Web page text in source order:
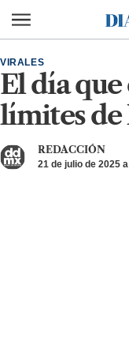
Diario de
El día
límites de
VIRALES
REDACCIÓN
21 de julio de 2025